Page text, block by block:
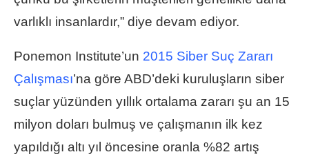
varlıklı insanlardır,” diye devam ediyor.
Ponemon Institute’un 2015 Siber Suç Zararı
Çalışması’na göre ABD’deki kuruluşların siber
suçlar yüzünden yıllık ortalama zararı şu an 15
milyon doları bulmuş ve çalışmanın ilk kez
yapıldığı altı yıl öncesine oranla %82 artış